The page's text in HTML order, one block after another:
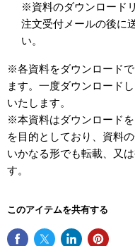
※資料のダウンロード
注文受付メールの後に
い。
※各資料をダウンロード
ます。一度ダウンロード
いたします。
※本資料はダウンロード
を目的としており、資料
いかなる形でも転載、又
す。
このアイテムを共有する